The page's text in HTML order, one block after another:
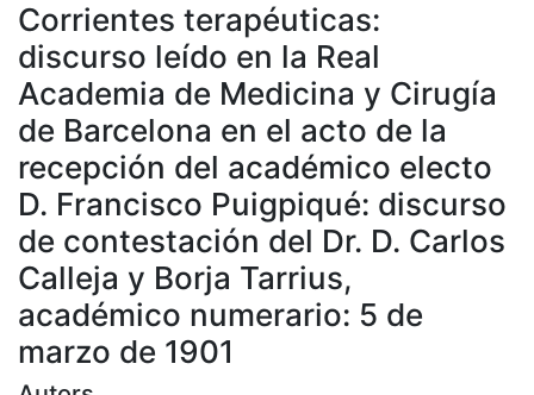
Corrientes terapéuticas:
discurso leído en la Real
Academia de Medicina y Cirugía
de Barcelona en el acto de la
recepción del académico electo
D. Francisco Puigpiqué: discurso
de contestación del Dr. D. Carlos
Calleja y Borja Tarrius,
académico numerario: 5 de
marzo de 1901